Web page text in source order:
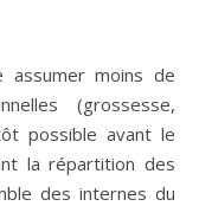
assumer moins de
(grossesse,
possible avant le
la répartition des
des internes du